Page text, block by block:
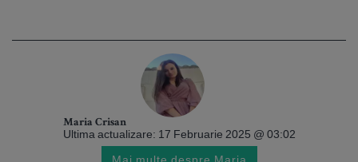
Maria Crisan
Ultima actualizare: 17 Februarie 2025 @ 03:02